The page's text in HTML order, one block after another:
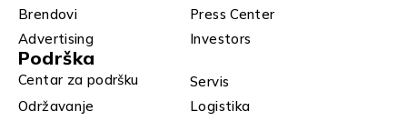
Brendovi
Press Center
Advertising
Investors
Podrška
Centar za podršku
Servis
Održavanje
Logistika